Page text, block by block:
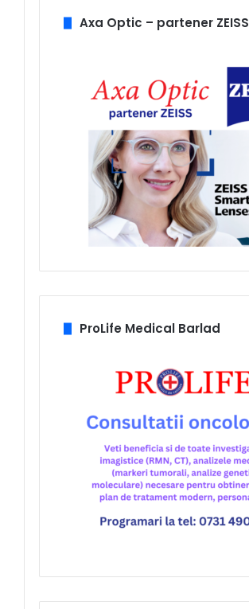
Axa Optic – partener ZEISS
ProLife Medical Barlad